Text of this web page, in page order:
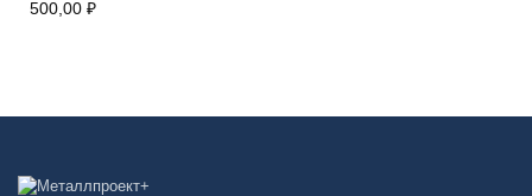
500,00 ₽